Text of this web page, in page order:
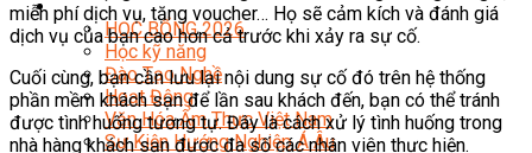
Tin Tức
HỌC BỔNG 2026
Học kỹ năng
Đào Tạo Nghề
Hoạt Động
Văn Hóa Ẩm Thực Việt Nam
Sự Kiện Hướng Nghiệp Á Âu
miễn phí dịch vụ, tặng voucher… Họ sẽ cảm kích và đánh giá
dịch vụ của bạn cao hơn cả trước khi xảy ra sự cố.
Cuối cùng, bạn cần lưu lại nội dung sự cố đó trên hệ thống
phần mềm khách sạn để lần sau khách đến, bạn có thể tránh
được tình huống tương tự. Đây là cách xử lý tình huống trong
nhà hàng khách sạn được đa số các nhân viên thực hiện.